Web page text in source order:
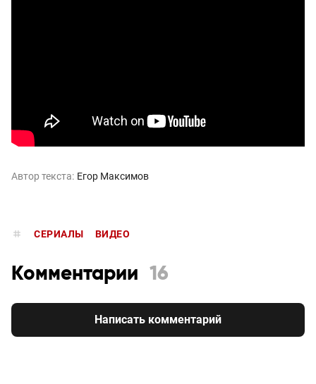
Автор текста: Егор Максимов
СЕРИАЛЫ ВИДЕО
Комментарии 16
Написать комментарий